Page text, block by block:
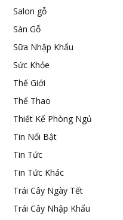
Salon gỗ
Sàn Gỗ
Sữa Nhập Khẩu
Sức Khỏe
Thế Giới
Thể Thao
Thiết Kế Phòng Ngủ
Tin Nổi Bật
Tin Tức
Tin Tức Khác
Trái Cây Ngày Tết
Trái Cây Nhập Khẩu